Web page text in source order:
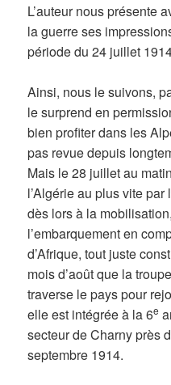
L’auteur nous présente
la guerre ses
période du 24 juillet
Ainsi, nous le suivons,
le surprend en
bien profiter dans les
pas revue depuis
Mais le 28 juillet au
l’Algérie au plus vite
dès lors à la
l’embarquement en
d’Afrique, tout juste
mois d’août que la
traverse le pays pour
elle est intégrée à la 6e
secteur de Charny près
septembre 1914.